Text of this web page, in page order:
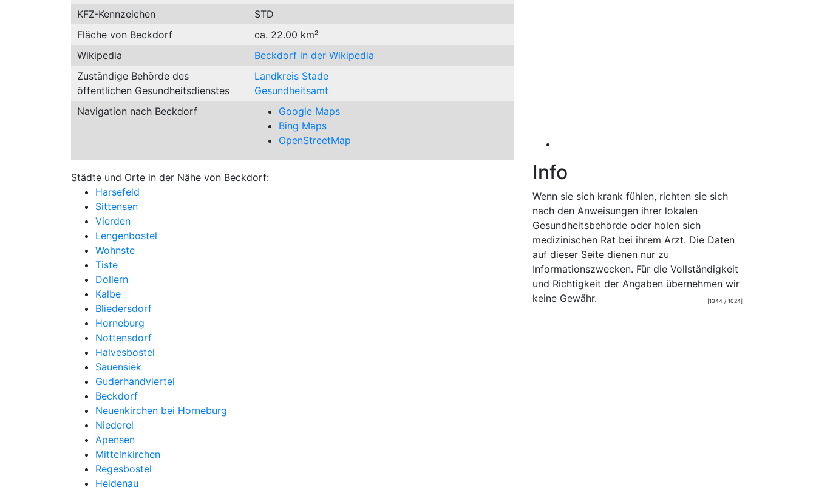
KFZ-Kennzeichen
STD
Fläche von Beckdorf
ca. 22.00 km²
Wikipedia
Beckdorf in der Wikipedia
Zuständige Behörde des
öffentlichen Gesundheitsdienstes
Landkreis Stade
Gesundheitsamt
Navigation nach Beckdorf
Google Maps
Bing Maps
OpenStreetMap
Städte und Orte in der Nähe von Beckdorf:
Harsefeld
Sittensen
Vierden
Lengenbostel
Wohnste
Tiste
Dollern
Kalbe
Bliedersdorf
Horneburg
Nottensdorf
Halvesbostel
Sauensiek
Guderhandviertel
Beckdorf
Neuenkirchen bei Horneburg
Niederel
Apensen
Mittelnkirchen
Regesbostel
Heidenau
Info
Wenn sie sich krank fühlen, richten sie sich
nach den Anweisungen ihrer lokalen
Gesundheitsbehörde oder holen sich
medizinischen Rat bei ihrem Arzt. Die Daten
auf dieser Seite dienen nur zu
Informationszwecken. Für die Vollständigkeit
und Richtigkeit der Angaben übernehmen wir
keine Gewähr.
[1344 / 1024]